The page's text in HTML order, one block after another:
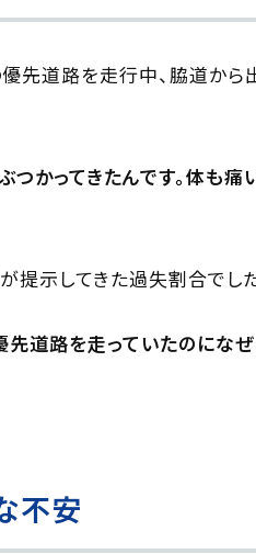
優先道路を走行中、脇道か
かってきたんです。体も痛
提示してきた過失割合でした
道路を走っていたのにな
不安